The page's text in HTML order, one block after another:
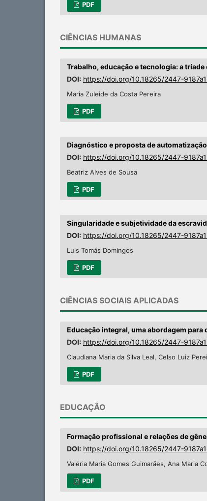
PDF
CIÊNCIAS HUMANAS
Trabalho, educação e tecnologia: a tríade
DOI: https://doi.org/10.18265/2447-
Maria Zuleide da Costa Pereira
PDF
Diagnóstico e proposta de
DOI: https://doi.org/10.18265/2447-
Beatriz Alves de Sousa
PDF
Singularidade e subjetividade da
DOI: https://doi.org/10.18265/2447-
Luis Tomás Domingos
PDF
CIÊNCIAS SOCIAIS APLICADAS
Educação integral, uma abordagem para
DOI: https://doi.org/10.18265/2447-
Claudiana Maria da Silva Leal, Celso Luiz
PDF
EDUCAÇÃO
Formação profissional e relações de
DOI: https://doi.org/10.18265/2447-
Valéria Maria Gomes Guimarães, Ana Maria
PDF